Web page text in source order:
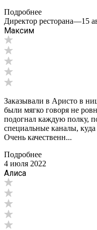
Подробнее
Директор ресторана—15
Максим
Заказывали в Аристо в
были мягко говоря не
подогнал каждую полку,
специальные каналы,
Очень качественн...
Подробнее
4 июля 2022
Алиса